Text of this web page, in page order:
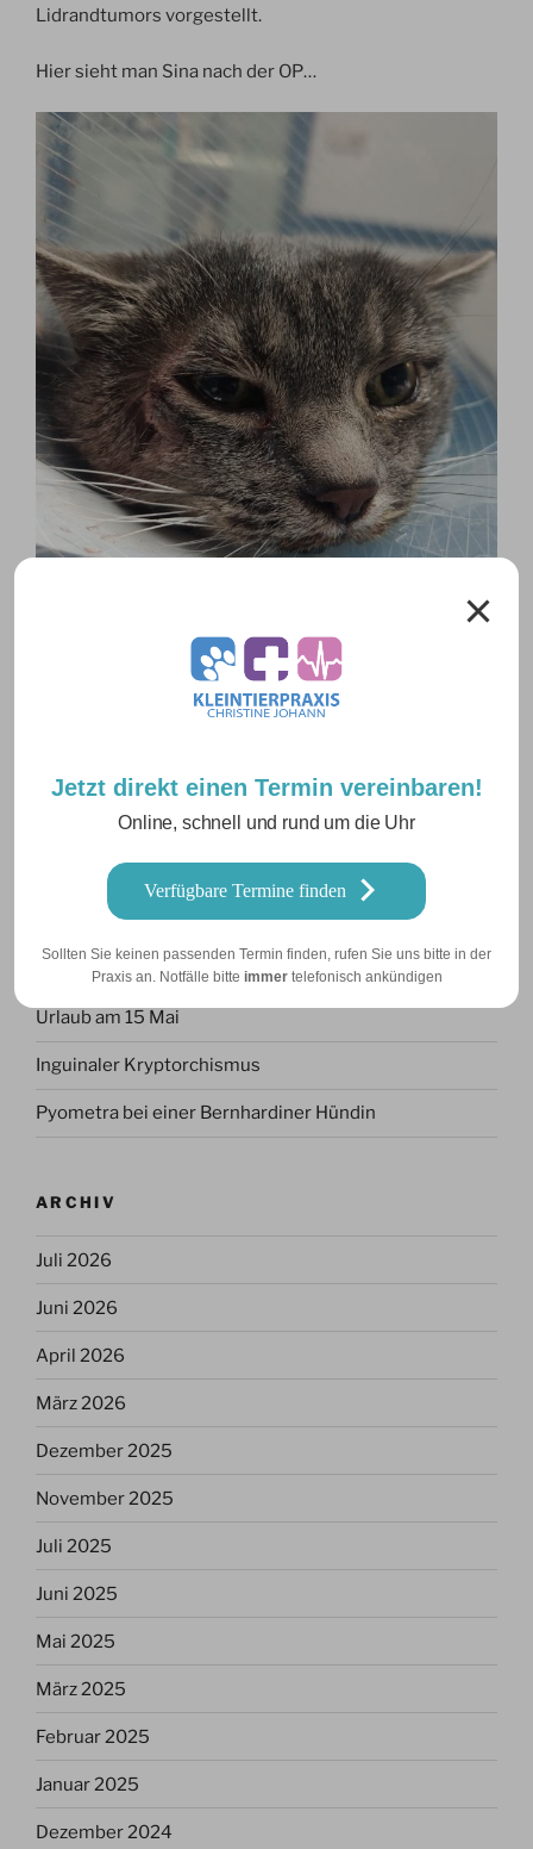
Jetzt direkt einen Termin vereinbaren!
Online, schnell und rund um die Uhr
Verfügbare Termine finden
Sollten Sie keinen passenden Termin finden, rufen Sie uns bitte in der
Praxis an. Notfälle bitte immertelefonisch ankündigen
Lidrandtumors vorgestellt.
Hier sieht man Sina nach der OP…
Sie lässt übrigens ausrichten, dass sie den Halskragen
NEUESTE BEITRÄGE
Sommerurlaub Juli
Urlaub am 5.6.
Urlaub am 15 Mai
Inguinaler Kryptorchismus
Pyometra bei einer Bernhardiner Hündin
ARCHIV
Juli 2026
Juni 2026
April 2026
März 2026
Dezember 2025
November 2025
Juli 2025
Juni 2025
Mai 2025
März 2025
Februar 2025
Januar 2025
Dezember 2024